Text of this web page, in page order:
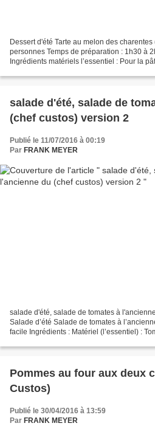
Dessert d'été Tarte au melon des
personnes Temps de préparation : 1h30 à
Ingrédients matériels l’essentiel : Pour la
salade d'été, salade de
(chef custos) version 2
Publié le 11/07/2016 à 00:19
Par FRANK MEYER
salade d'été, salade de tomates à
Salade d’été Salade de tomates à
facile Ingrédients : Matériel (l’essentiel) :
Pommes au four aux deux
Custos)
Publié le 30/04/2016 à 13:59
Par FRANK MEYER